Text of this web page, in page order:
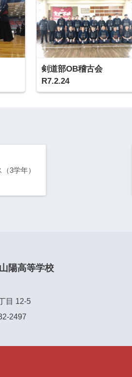
剣道部OB稽古会
R7.2.24
3学年）
陽高等学校
目 12-5
2497